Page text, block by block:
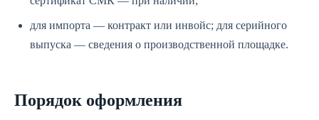
для импорта — контракт или инвойс; для серийного
выпуска — сведения о производственной площадке.
Порядок оформления